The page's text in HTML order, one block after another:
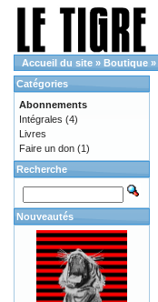
Accueil du site » Boutique »
Catégories
Abonnements
Intégrales (4)
Livres
Faire un don (1)
Recherche
Nouveautés